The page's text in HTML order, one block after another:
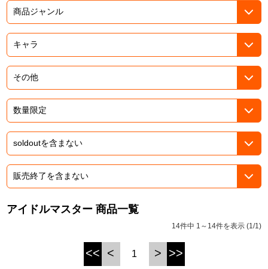
ナムコクラシック
ガンダムシリーズ
ドラゴンボール
ラブライブ！
ラブライブ！サンシャイン‼
アイドリッシュセブン
アイドルマスター 商品一覧
14件中 1～14件を表示 (1/1)
<< < 1 > >>